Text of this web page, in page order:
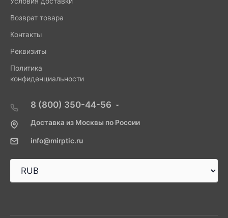
Возврат товара
Контакты
Реквизиты
Политика
конфиденциальности
8 (800) 350-44-56
Доставка из Москвы по России
info@mirptic.ru